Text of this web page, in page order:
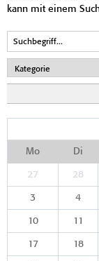
kann mit einem
Mo Di
27 28
3 4
10 11
17 18